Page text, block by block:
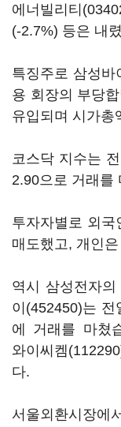
에너빌리티
(-2.7%) 등은 내
특징주로 삼성바
용 회장의 부당
유입되며 시가총
코스닥 지수는
2.90으로 거래를
투자자별로 외국
매도했고, 개인
역시 삼성전자
이(452450)는 전
에 거래를 마쳤
와이씨켐
다.
서울외환시장에